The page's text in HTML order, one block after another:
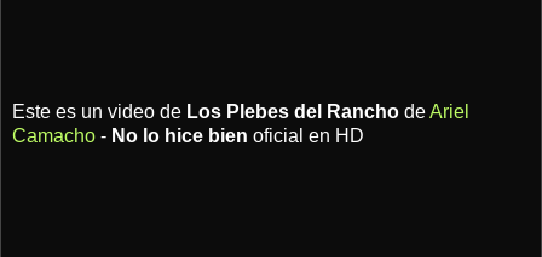
Este es un video de Los Plebes del Rancho deAriel
Camacho - No lo hice bien oficial en HD